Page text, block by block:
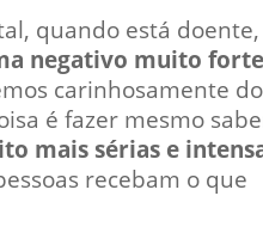
quando está doente,
negativo muito forte
carinhosamente
é fazer mesmo
mais sérias e
recebam o que